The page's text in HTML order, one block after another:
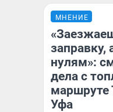
МНЕНИЕ
заправку,
нулям»:
дела с
Уфа